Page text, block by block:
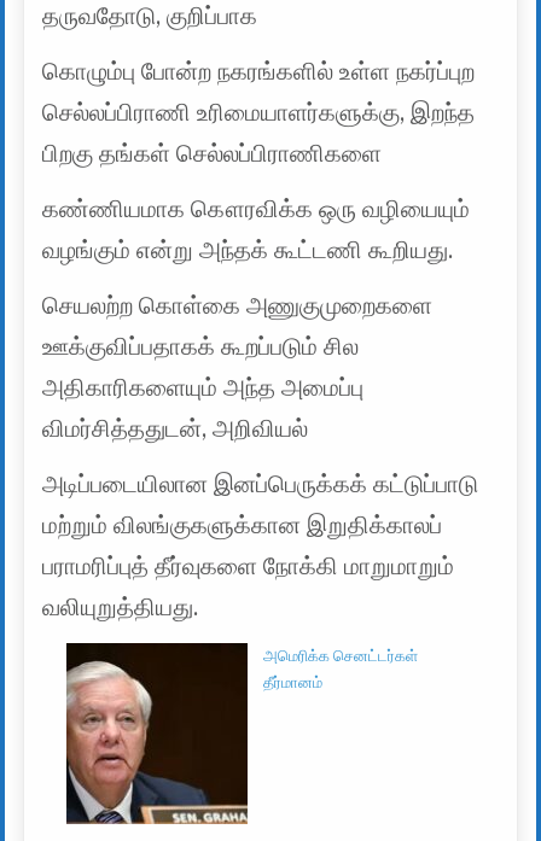
தருவதோடு, குறிப்பாக
கொழும்பு போன்ற நகரங்களில் உள்ள நகர்ப்புற
செல்லப்பிராணி உரிமையாளர்களுக்கு, இறந்த
பிறகு தங்கள் செல்லப்பிராணிகளை
கண்ணியமாக கௌரவிக்க ஒரு வழியையும்
வழங்கும் என்று அந்தக் கூட்டணி கூறியது.
செயலற்ற கொள்கை அணுகுமுறைகளை
ஊக்குவிப்பதாகக் கூறப்படும் சில
அதிகாரிகளையும் அந்த அமைப்பு
விமர்சித்ததுடன், அறிவியல்
அடிப்படையிலான இனப்பெருக்கக் கட்டுப்பாடு
மற்றும் விலங்குகளுக்கான இறுதிக்காலப்
பராமரிப்புத் தீர்வுகளை நோக்கி மாறுமாறும்
வலியுறுத்தியது.
அமெரிக்க செனட்டர்கள்
தீர்மானம்